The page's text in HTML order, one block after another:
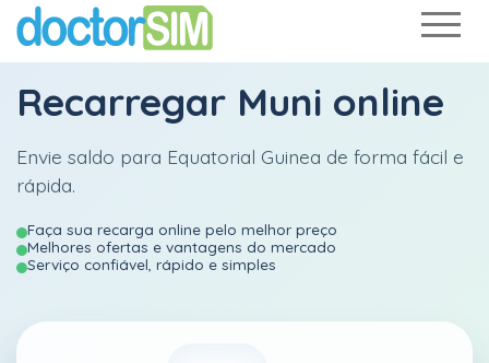
Recarregar Muni online
Envie saldo para Equatorial Guinea de forma fácil e
rápida.
Faça sua recarga online pelo melhor preço
Melhores ofertas e vantagens do mercado
Serviço confiável, rápido e simples